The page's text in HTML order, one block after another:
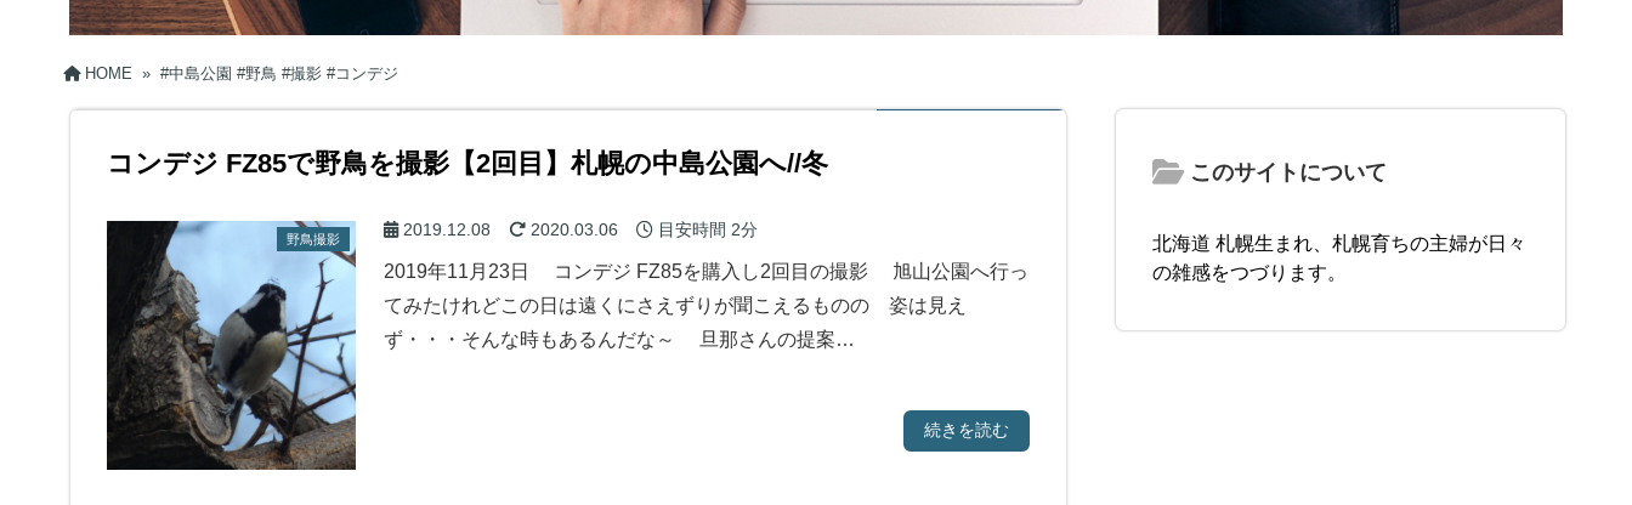
HOME » #中島公園 #野鳥 #撮影 #コンデジ
コンデジ FZ85で野鳥を撮影【2回目】札幌の中島公園へ//冬
野鳥撮影 2019.12.08 2020.03.06 目安時間 2分
2019年11月23日 コンデジ FZ85を購入し2回目の撮影 旭山公園へ行っ
てみたけれどこの日は遠くにさえずりが聞こえるものの 姿は見え
ず・・・そんな時もあるんだな～ 旦那さんの提案…
続きを読む
このサイトについて
北海道 札幌生まれ、札幌育ちの主婦が日々
の雑感をつづります。